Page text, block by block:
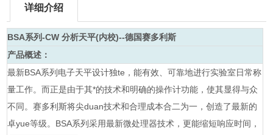
详细介绍
BSA系列-CW分析天平(内校)--德国赛多利斯
产品概述：
最新BSA系列电子天平设计独te，能有效、可靠地进行实验室日常称
量工作。而正是由于其*的技术和明确的操作计功能，使其显得与众
不同。赛多利斯将尖duan技术和合理成本合二为一，创造了最新的
卓yue等级。BSA系列采用最新微处理器技术，更能缩短响应时间，